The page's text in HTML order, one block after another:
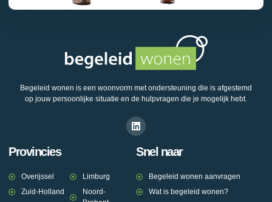
Begeleid wonen is een woonvorm met ondersteuning die is afgestemd
op jouw persoonlijke situatie en de hulpvragen die je mogelijk hebt.
Provincies
Overijssel
Zuid-Holland
Limburg
Noord-
Snel naar
Begeleid wonen aanvragen
Wat is begeleid wonen?